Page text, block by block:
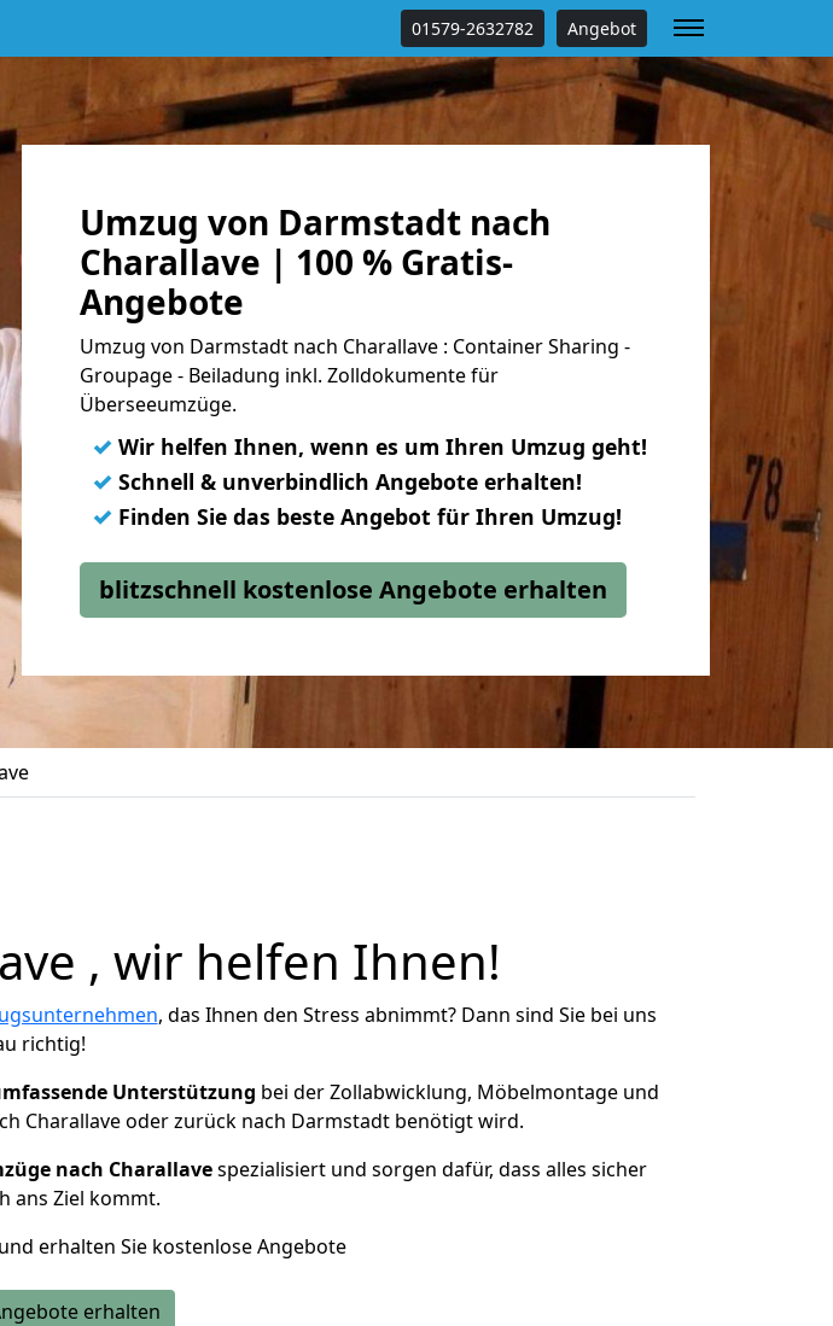
01579-2632782 Angebot
Umzug von Darmstadt nach
Charallave | 100 % Gratis-
Angebote
Umzug von Darmstadt nach Charallave : Container Sharing -
Groupage - Beiladung inkl. Zolldokumente für
Überseeumzüge.
✓ Wir helfen Ihnen, wenn es um Ihren Umzug geht!
✓ Schnell & unverbindlich Angebote erhalten!
✓ Finden Sie das beste Angebot für Ihren Umzug!
blitzschnell kostenlose Angebote erhalten
, wir helfen Ihnen!
, das Ihnen den Stress abnimmt? Dann sind Sie bei uns
richtig!
Unterstützung bei der Zollabwicklung, Möbelmontage und
Charallave oder zurück nach Darmstadt benötigt wird.
nach Charallavespezialisiert und sorgen dafür, dass alles sicher
ans Ziel kommt.
erhalten Sie kostenlose Angebote
erhalten